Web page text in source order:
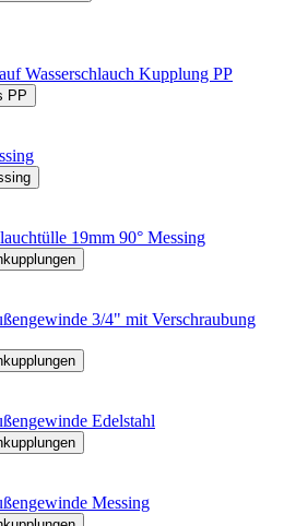
Wasserschlauch Kupplung PP
PP
19mm 90° Messing
3/4" mit Verschraubung
Edelstahl
Messing